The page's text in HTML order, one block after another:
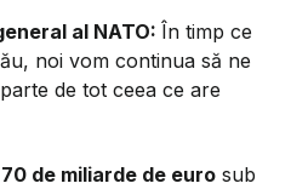
al NATO: În timp ce
noi vom continua să ne
de tot ceea ce are
70 de miliarde de euro sub